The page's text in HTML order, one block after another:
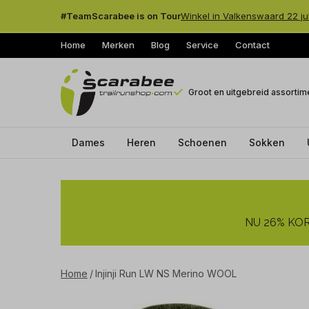
#TeamScarabee is on TourWinkel in Valkenswaard 22
Home Merken Blog Service Contact
Groot en uitgebreid
Dames Heren Schoenen Sokken
Injinji
NU 26%
Home Injinji Run LW NS Merino WOOL